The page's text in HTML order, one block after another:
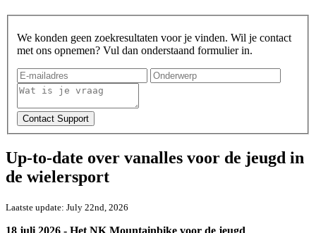
We konden geen zoekresultaten voor je vinden. Wil je contact
met ons opnemen? Vul dan onderstaand formulier in.
Up-to-date over vanalles voor de jeugd in
de wielersport
Laatste update: July 22nd, 2026
18 juli 2026 - Het NK Mountainbike voor de jeugd